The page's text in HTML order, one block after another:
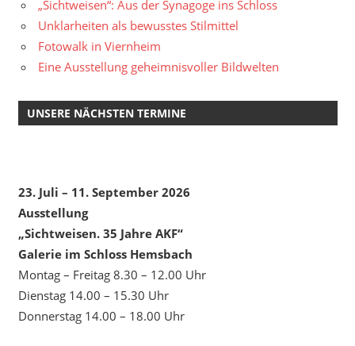
„Sichtweisen“: Aus der Synagoge ins Schloss
Unklarheiten als bewusstes Stilmittel
Fotowalk in Viernheim
Eine Ausstellung geheimnisvoller Bildwelten
UNSERE NÄCHSTEN TERMINE
23. Juli – 11. September 2026
Ausstellung
„Sichtweisen. 35 Jahre AKF“
Galerie im Schloss Hemsbach
Montag – Freitag 8.30 – 12.00 Uhr
Dienstag 14.00 – 15.30 Uhr
Donnerstag 14.00 – 18.00 Uhr